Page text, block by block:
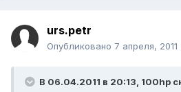
urs.petr
Опубликовано 7 апреля, 2011
В 06.04.2011 в 20:13, 100hp